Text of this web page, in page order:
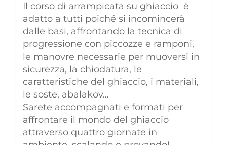
Il corso di arrampicata su ghiaccio è
adatto a tutti poiché si incomincerà
dalle basi, affrontandola tecnica di
progressione con piccozze e ramponi,
le manovre necessarie per muoversi in
sicurezza, la chiodatura, le
caratteristiche del ghiaccio, i materiali,
le soste, abalakov…
Sarete accompagnati e formati per
affrontare il mondo del ghiaccio
attraverso quattro giornate in